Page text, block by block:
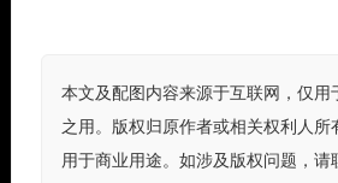
本文及配图内容来源于互联网，仅用
之用。版权归原作者或相关权利人所
用于商业用途。如涉及版权问题，